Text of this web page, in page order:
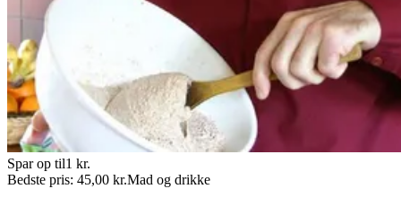
Spar op til1 kr.
Bedste pris: 45,00 kr.Mad og drikke